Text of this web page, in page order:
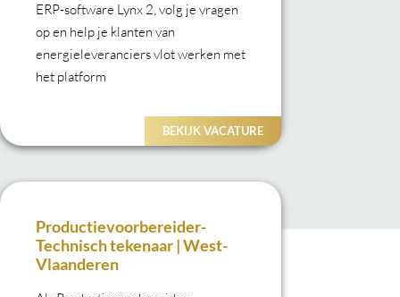
ERP-software Lynx 2, volg je vragen
op en help je klanten van
energieleveranciers vlot werken met
het platform
BEKIJK VACATURE
Productievoorbereider-
Technisch tekenaar | West-
Vlaanderen